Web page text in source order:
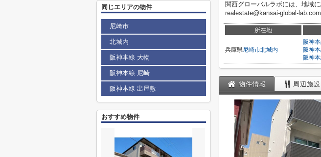
関西グローバルラボには、地域
realestate@kansai-global-
所在地
兵庫県尼崎市北城内
阪神
阪神
阪神
物件情報 周辺施設
同じエリアの物件
尼崎市
北城内
阪神本線 大物
阪神本線 尼崎
阪神本線 出屋敷
おすすめ物件